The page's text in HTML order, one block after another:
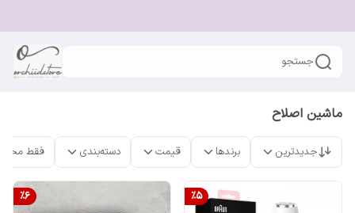
جستجو
ماشین اصلاح
جدیدترین برندها قیمت دسته‌بندی فقط
%5
%6